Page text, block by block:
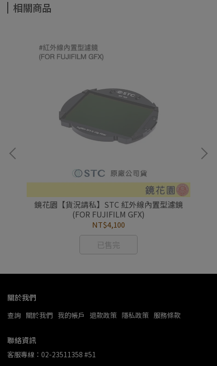
相關商品
鏡花園【貨況請私】STC 紅外線內置型濾鏡
(FOR FUJIFILM GFX)
NT$4,100
已售完
關於我們
查詢 關於我們 我的帳戶 退款政策 隱私政策 服務條款
聯絡資訊
客服專線：02-23511358 #51